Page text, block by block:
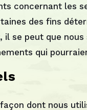
concernant les
des fins
se peut que nous
qui
dont nous